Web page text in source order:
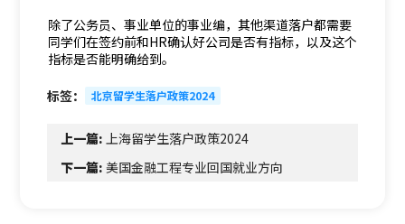
除了公务员、事业单位的事业编，其他渠道落户都需要
同学们在签约前和HR确认好公司是否有指标，以及这个
指标是否能明确给到。
标签： 北京留学生落户政策2024
上一篇:上海留学生落户政策2024
下一篇:美国金融工程专业回国就业方向